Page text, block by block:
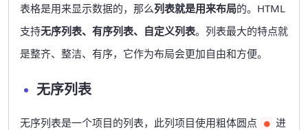
表格是用来显示数据的，那么列表就是用来布局的。HTML
支持无序列表、有序列表、自定义列表。列表最大的特点就
是整齐、整洁、有序，它作为布局会更加自由和方便。
无序列表
无序列表是一个项目的列表，此列项目使用粗体圆点 ● 进